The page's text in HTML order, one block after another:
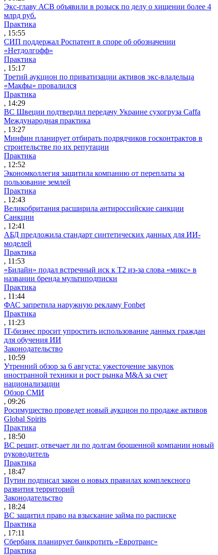
Экс-главу АСВ объявили в розыск по делу о хищении более 4
млрд руб.
Практика
, 15:55
СИП поддержал Роспатент в споре об обозначении
«Нетдолгофф»
Практика
, 15:17
Третий аукцион по приватизации активов экс-владельца
«Макфы» провалился
Практика
, 14:29
ВС Швеции подтвердил передачу Украине сухогруза Caffa
Международная практика
, 13:27
Минфин планирует отбирать подрядчиков госконтрактов в
строительстве по их репутации
Практика
, 12:52
Экономколлегия защитила компанию от переплаты за
пользование землей
Практика
, 12:43
Великобритания расширила антироссийские санкции
Санкции
, 12:41
АБД предложила стандарт синтетических данных для ИИ-
моделей
Практика
, 11:53
«Билайн» подал встречный иск к Т2 из-за слова «микс» в
названии бренда мультиподписки
Практика
, 11:44
ФАС запретила наружную рекламу Fonbet
Практика
, 11:23
IT-бизнес просит упростить использование данных граждан
для обучения ИИ
Законодательство
, 10:59
Утренний обзор за 6 августа: ужесточение закупок
иностранной техники и рост рынка M&A за счет
национализации
Обзор СМИ
, 09:26
Росимущество проведет новый аукцион по продаже активов
Global Spirits
Практика
, 18:50
ВС решит, отвечает ли по долгам брошенной компании новый
руководитель
Практика
, 18:47
Путин подписал закон о новых правилах комплексного
развития территорий
Законодательство
, 18:24
ВС защитил право на взыскание займа по расписке
Практика
, 17:11
Сбербанк планирует банкротить «Евротранс»
Практика